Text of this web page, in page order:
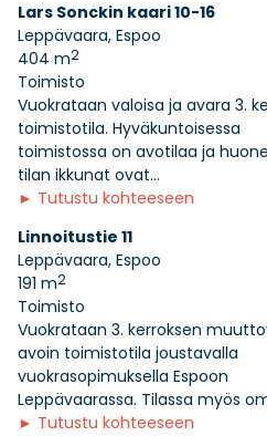
Lars Sonckin kaari 10-16
Leppävaara, Espoo
404 m2
Toimisto
Vuokrataan valoisa ja avara 3.
toimistotila. Hyväkuntoisessa
toimistossa on avotilaa ja
tilan ikkunat ovat...
► Tutustu kohteeseen
Linnoitustie 11
Leppävaara, Espoo
191 m2
Toimisto
Vuokrataan 3. kerroksen
avoin toimistotila joustavalla
vuokrasopimuksella Espoon
Leppävaarassa. Tilassa myös
► Tutustu kohteeseen